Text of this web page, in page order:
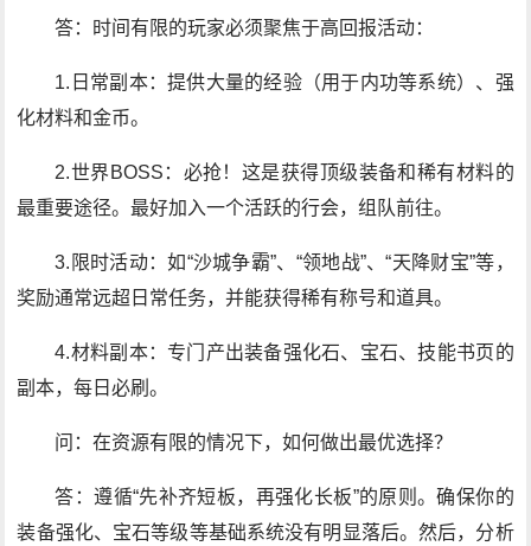
答：时间有限的玩家必须聚焦于高回报活动：
1.日常副本：提供大量的经验（用于内功等系统）、强
化材料和金币。
2.世界BOSS：必抢！这是获得顶级装备和稀有材料的
最重要途径。最好加入一个活跃的行会，组队前往。
3.限时活动：如“沙城争霸”、“领地战”、“天降财宝”等，
奖励通常远超日常任务，并能获得稀有称号和道具。
4.材料副本：专门产出装备强化石、宝石、技能书页的
副本，每日必刷。
问：在资源有限的情况下，如何做出最优选择？
答：遵循“先补齐短板，再强化长板”的原则。确保你的
装备强化、宝石等级等基础系统没有明显落后。然后，分析